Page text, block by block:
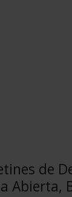
de
Abierta,